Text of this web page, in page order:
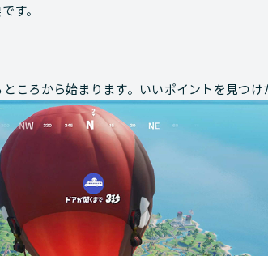
す。
ころから始まります。いいポイントを見つけ